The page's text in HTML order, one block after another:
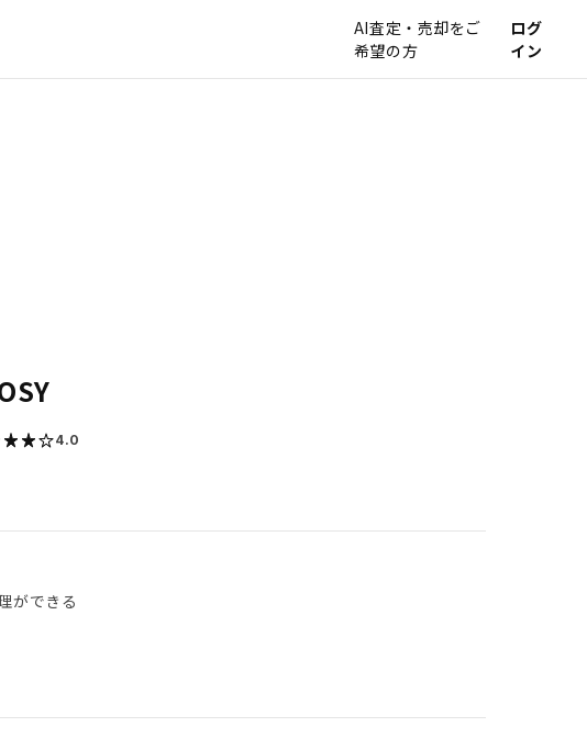
AI査定・売却をご
希望の方
ログ
イン
4.0
ができる